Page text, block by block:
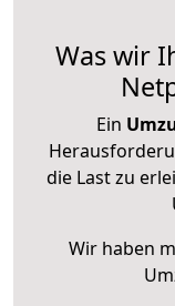
Was wir
Ein
die Last zu
Wir haben